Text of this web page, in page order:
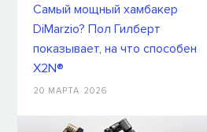
Самый мощный хамбакер
DiMarzio? Пол Гилберт
показывает, на что способен
X2N®
20 МАРТА 2026